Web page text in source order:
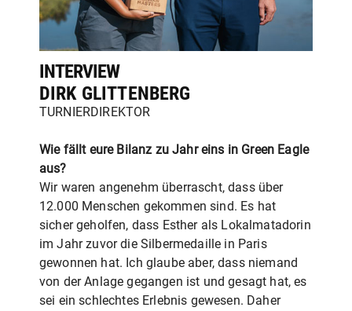
INTERVIEW
DIRK GLITTENBERG
TURNIERDIREKTOR
Wie fällt eure Bilanz zu Jahr eins in Green Eagle
aus?
Wir waren angenehm überrascht, dass über
12.000 Menschen gekommen sind. Es hat
sicher geholfen, dass Esther als Lokalmatadorin
im Jahr zuvor die Silbermedaille in Paris
gewonnen hat. Ich glaube aber, dass niemand
von der Anlage gegangen ist und gesagt hat, es
sei ein schlechtes Erlebnis gewesen. Daher